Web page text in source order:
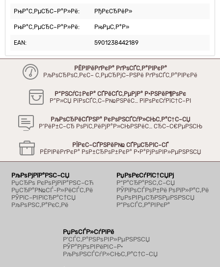
РњР°С‚РµСЂС–Р°Р»Рё: РђРєСЂРёР»
РњР°С‚РµСЂС–Р°Р»Рё: РњРµС‚Р°Р»
EAN: 5901238442189
РЁРІРёРґРєР° РґРѕСЃС‚Р°РІРєР°
РљРѕСЂРѕС‚РєС– С‚РµСЂРјС–РЅРё РґРѕСЃС‚Р°РІРєРё
Р“РЅСѓС‡РєР° СЃРёСЃС‚РµРјР° Р·РЅРёР¶РѕРє
Р”Р»СЏ РїРѕСЃС‚С–Р№РЅРёС… РїРѕРєСѓРїС†С–РІ
РљРѕСЂРёСЃРЅР° РєРѕРЅСЃСѓР»СЊС‚Р°С†С–СЏ
Р’РёР±С–СЂ РѕРїС‚РёРјР°Р»СЊРЅРёС… СЂС–С€РµРЅСЊ
РЇРєС–СЃРЅРёР№ СЃРµСЂРІС–СЃ
РЁРІРёРґРєР° РѕР±СЂРѕР±РєР° Р·Р°РјРѕРІР»РµРЅРЅСЏ
РљРѕРјРїР°РЅС–СЏ
РџСЂРѕ РєРѕРјРїР°РЅС–СЋ
РџСЂР°Р№СЃ-Р»РёСЃС‚Рё
РЎРїС–РІРїСЂР°С†СЏ
РљРѕРЅС‚Р°РєС‚Рё
РџРѕРєСѓРїС†СЏРј
Р“Р°СЂР°РЅС‚С–СЏ
РЎРїРѕСЃРѕР±Рё РѕРїР»Р°С‚Рё
РџРѕРІРµСЂРЅРµРЅРЅСЏ
Р”РѕСЃС‚Р°РІРєР°
РџРѕСЃР»СѓРіРё
Р’СЃС‚Р°РЅРѕРІР»РµРЅРЅСЏ
РЎР°РјРѕРІРёРІС–Р·
РљРѕРЅСЃСѓР»СЊС‚Р°С†С–СЏ